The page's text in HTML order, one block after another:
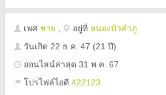
เพศ ชาย อยู่ที่ หนองบัวลำภู
วันเกิด 22 ธ.ค. 47 (21 ปี)
ออนไลน์ล่าสุด 31 พ.ค. 67
โปรไฟล์ไอดี 422123